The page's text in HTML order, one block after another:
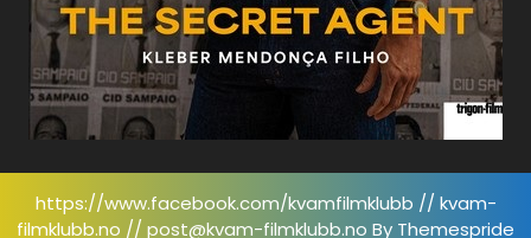
https://www.facebook.com/kvamfilmklubb // kvam-
filmklubb.no // post@kvam-filmklubb.no By Themespride